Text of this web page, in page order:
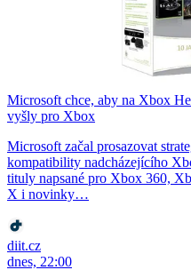
Microsoft chce, aby na Xbox
vyšly pro Xbox
Microsoft začal prosazovat
kompatibility nadcházejícího
tituly napsané pro Xbox 360,
X i novinky…
diit.cz
dnes, 22:00